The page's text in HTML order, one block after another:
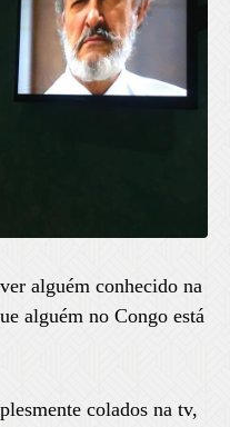
alguém conhecido na
alguém no Congo está
colados na tv,